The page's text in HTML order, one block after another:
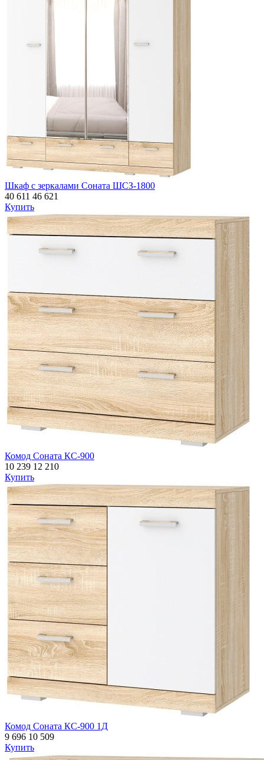
Шкаф с зеркалами Соната ШСЗ-1800
40 611 46 621
Купить
Комод Соната КС-900
10 239 12 210
Купить
Комод Соната КС-900 1Д
9 696 10 509
Купить